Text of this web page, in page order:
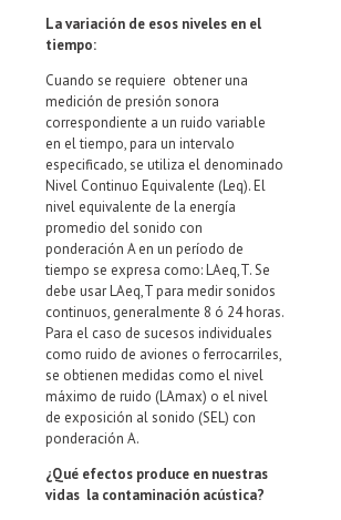
La variación de esos niveles en el
tiempo:
Cuando se requiere obtener una
medición de presión sonora
correspondiente a un ruido variable
en el tiempo, para un intervalo
especificado, se utiliza el denominado
Nivel Continuo Equivalente (Leq). El
nivel equivalente de la energía
promedio del sonido con
ponderación A en un período de
tiempo se expresa como: LAeq,T. Se
debe usar LAeq,T para medir sonidos
continuos, generalmente 8 ó 24 horas.
Para el caso de sucesos individuales
como ruido de aviones o ferrocarriles,
se obtienen medidas como el nivel
máximo de ruido (LAmax) o el nivel
de exposición al sonido (SEL) con
ponderación A.
¿Qué efectos produce en nuestras
vidas la contaminación acústica?